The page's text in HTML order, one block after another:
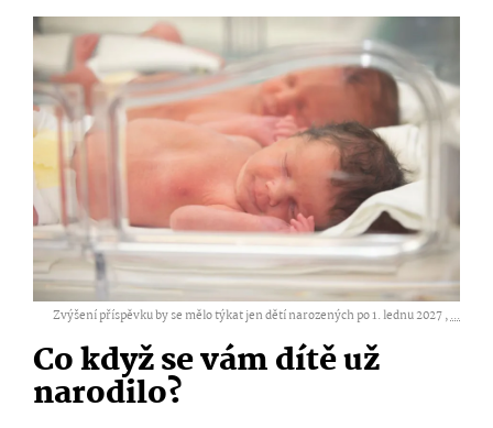
Zvýšení příspěvku by se mělo týkat jen dětí narozených po 1. lednu 2027 ,...
Co když se vám dítě už
narodilo?